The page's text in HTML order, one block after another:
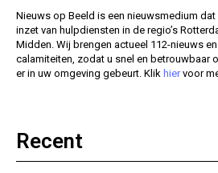
Nieuws op Beeld is een nieuwsmedium
inzet van hulpdiensten in de regio’s
Midden. Wij brengen actueel 112-nieuws
calamiteiten, zodat u snel en betrouwbaar
er in uw omgeving gebeurt. Klik hiervoor
Recent